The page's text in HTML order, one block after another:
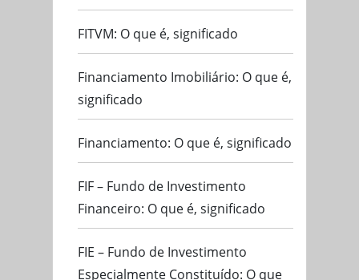
FITVM: O que é, significado
Financiamento Imobiliário: O que é,
significado
Financiamento: O que é, significado
FIF – Fundo de Investimento
Financeiro: O que é, significado
FIE – Fundo de Investimento
Especialmente Constituído: O que